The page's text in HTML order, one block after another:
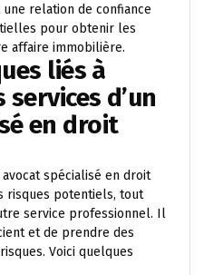
relation de confiance
pour obtenir les
affaire immobilière.
liés à
d’un
en droit
avocat spécialisé en droit
risques potentiels, tout
service professionnel. Il
et de prendre des
Voici quelques